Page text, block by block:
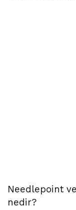
Needlepoint
nedir?